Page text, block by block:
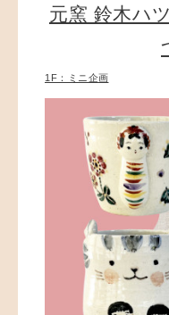
元窯 鈴木ハ
1F：ミニ企画